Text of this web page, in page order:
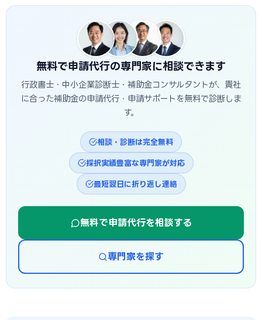
申請します。法人の場合は「登記簿謄本（印鑑証明書含
む）」などの書類が必要で、書類確認後にIDが発行されま
す。取得まで2〜3週間かかるため、公募開始前に申請してお
無料で申請代行の専門家に相談できます
行政書士・中小企業診断士・補助金コンサルタントが、貴社
に合った補助金の申請代行・申請サポートを無料で診断しま
す。
相談・診断は完全無料
採択実績豊富な専門家が対応
最短翌日に折り返し連絡
無料で申請代行を相談する
専門家を探す